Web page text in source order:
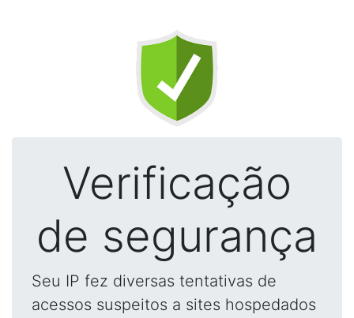
Verificação
de segurança
Seu IP fez diversas tentativas de
acessos suspeitos a sites hospedados